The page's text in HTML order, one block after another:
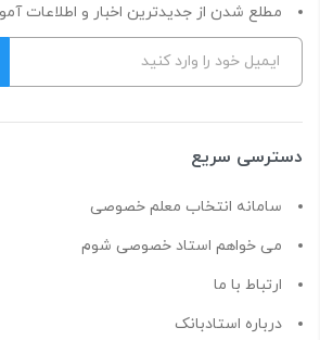
مطلع شدن از جدیدترین اخبار و اطلاعات
دسترسی سریع
سامانه انتخاب معلم خصوصی
می خواهم استاد خصوصی شوم
ارتباط با ما
درباره استادبانک